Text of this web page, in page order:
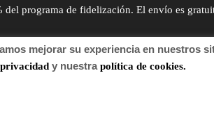
programa de fidelización. El envío es
mejorar su experiencia en nuestros
y nuestrapolítica de cookies.